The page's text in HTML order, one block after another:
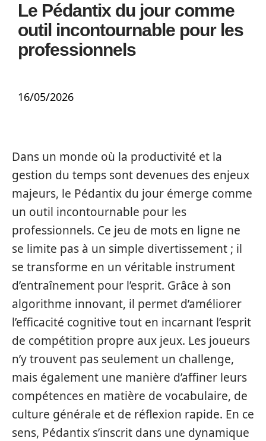
Le Pédantix du jour comme
outil incontournable pour les
professionnels
16/05/2026
Dans un monde où la productivité et la
gestion du temps sont devenues des enjeux
majeurs, le Pédantix du jour émerge comme
un outil incontournable pour les
professionnels. Ce jeu de mots en ligne ne
se limite pas à un simple divertissement ; il
se transforme en un véritable instrument
d’entraînement pour l’esprit. Grâce à son
algorithme innovant, il permet d’améliorer
l’efficacité cognitive tout en incarnant l’esprit
de compétition propre aux jeux. Les joueurs
n’y trouvent pas seulement un challenge,
mais également une manière d’affiner leurs
compétences en matière de vocabulaire, de
culture générale et de réflexion rapide. En ce
sens, Pédantix s’inscrit dans une dynamique